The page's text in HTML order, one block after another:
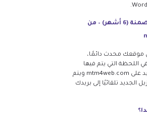
التحديثات المضمنة (6 أشهر) – من
موقعك محدث دائمًا،
اللحظة التي يتم فيها
إصدار إصدار جديد على mtm4web.com ويتم
الجديد تلقائيًا إلى بريدك